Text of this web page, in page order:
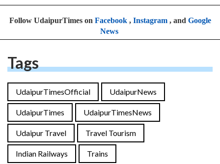
Follow UdaipurTimes on Facebook, Instagram, and Google
News
Tags
UdaipurTimesOfficial UdaipurNews
UdaipurTimes UdaipurTimesNews
Udaipur Travel Travel Tourism
Indian Railways Trains